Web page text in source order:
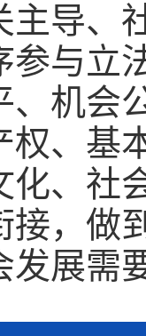
主导、
参与立
、机会
权、基
化、社
接，做
发展需